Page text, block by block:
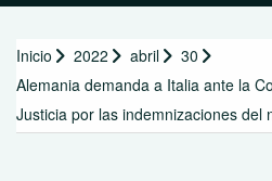
Inicio 2022 abril
30
Alemania demanda a Italia ante la
Justicia por las indemnizaciones del